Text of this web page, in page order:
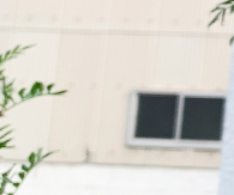
旋
組立
品